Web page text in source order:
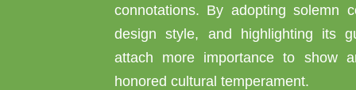
connotations. By adopting solemn
design style, and highlighting its
attach more importance to show
honored cultural temperament.